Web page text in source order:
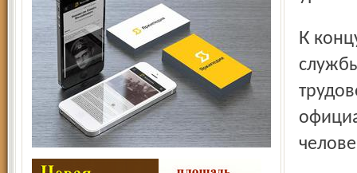
К концу сентября 2012 г. в органах государственной